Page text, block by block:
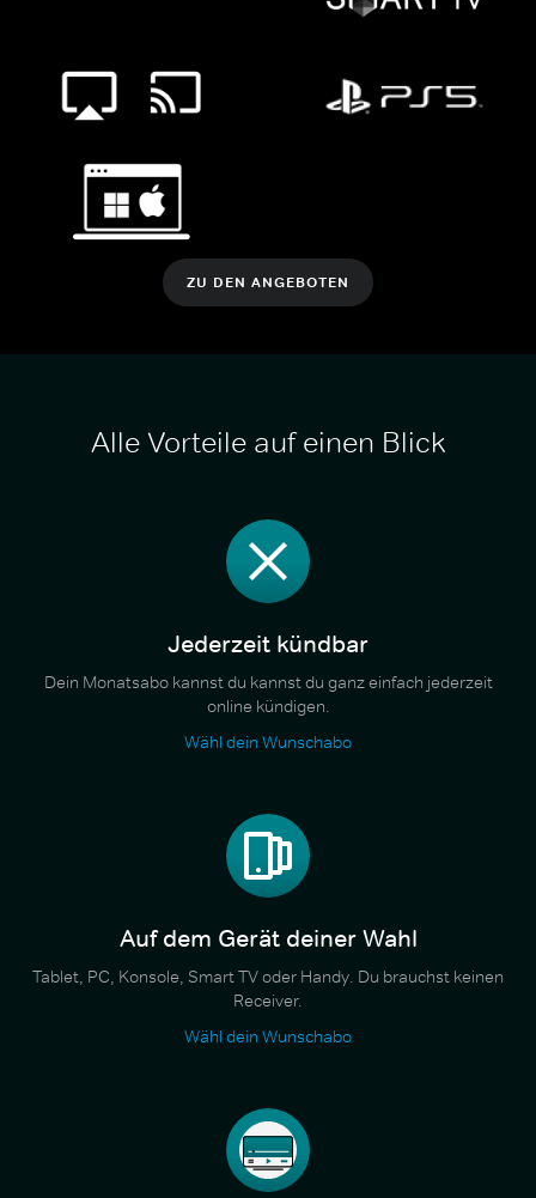
ZU DEN ANGEBOTEN
Alle Vorteile auf einen Blick
Jederzeit kündbar
Dein Monatsabo kannst du kannst du ganz einfach jederzeit
online kündigen.
Wähl dein Wunschabo
Auf dem Gerät deiner Wahl
Tablet, PC, Konsole, Smart TV oder Handy. Du brauchst keinen
Receiver.
Wähl dein Wunschabo